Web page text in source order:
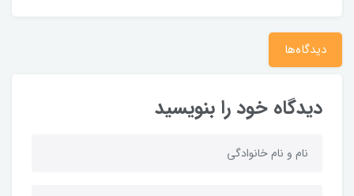
دیدگاه‌ها
دیدگاه خود را بنویسید